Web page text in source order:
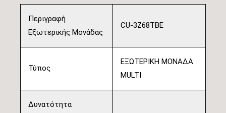
Περιγραφή
Εξωτερικής Μονάδας
CU-3Z68TBE
Τύπος
ΕΞΩΤΕΡΙΚΗ ΜΟΝΑΔΑ
MULTI
Δυνατότητα